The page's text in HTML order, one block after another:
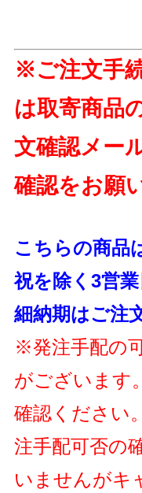
※ご注文手
は取寄商品
文確認メー
確認をお願
こちらの商品
祝を除く3営
細納期はご注
※発注手配の
がございます
確認ください
注手配可否の
いませんがキ